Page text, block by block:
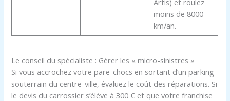
Artis) et roulez
moins de 8000
km/an.
Le conseil du spécialiste : Gérer les « micro-sinistres »
Si vous accrochez votre pare-chocs en sortant d’un parking
souterrain du centre-ville, évaluez le coût des réparations. Si
le devis du carrossier s’élève à 300 € et que votre franchise